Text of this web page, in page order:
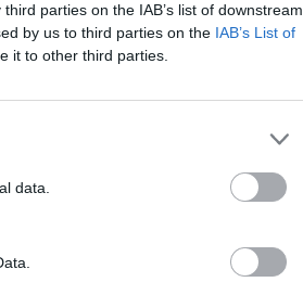
parties on the IAB’s list of downstream
by us to third parties on the IAB’s List of
it to other third parties.
data.κόσμο, η
Κύρου
ΑΝΔΟΡΑ.